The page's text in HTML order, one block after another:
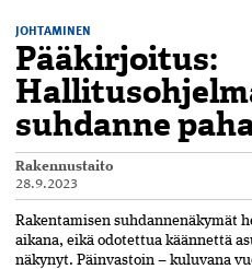
JOHTAMINEN
Pääkirjoitus:
suhdanne
Rakennustaito
28.9.2023
Rakentamisen suhdannenäkymät­
aikana, eikä­ odotettua käännettä
näkynyt. Päinvastoin – kuluvana